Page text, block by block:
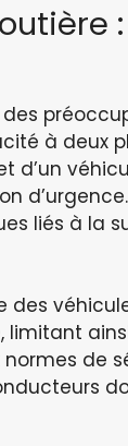
à deux
d’un
liés à la
de